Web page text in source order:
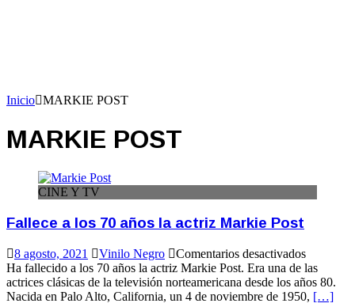
Inicio MARKIE POST
MARKIE POST
CINE Y TV
Fallece a los 70 años la actriz Markie Post
8 agosto, 2021 Vinilo Negro Comentarios desactivadosen
Fallece
a
los
Ha fallecido a los 70 años la actriz Markie Post. Era una de las
actrices clásicas de la televisión norteamericana desde los años 80.
Nacida en Palo Alto, California, un 4 de noviembre de 1950, […]